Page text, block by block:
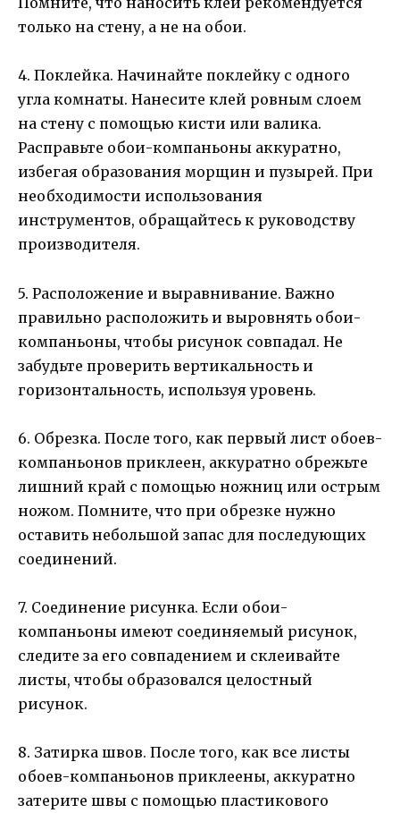
только на стену, а не на обои.
4. Поклейка. Начинайте поклейку с одного
угла комнаты. Нанесите клей ровным слоем
на стену с помощью кисти или валика.
Расправьте обои-компаньоны аккуратно,
избегая образования морщин и пузырей. При
необходимости использования
инструментов, обращайтесь к руководству
производителя.
5. Расположение и выравнивание. Важно
правильно расположить и выровнять обои-
компаньоны, чтобы рисунок совпадал. Не
забудьте проверить вертикальность и
горизонтальность, используя уровень.
6. Обрезка. После того, как первый лист обоев-
компаньонов приклеен, аккуратно обрежьте
лишний край с помощью ножниц или острым
ножом. Помните, что при обрезке нужно
оставить небольшой запас для последующих
соединений.
7. Соединение рисунка. Если обои-
компаньоны имеют соединяемый рисунок,
следите за его совпадением и склеивайте
листы, чтобы образовался целостный
рисунок.
8. Затирка швов. После того, как все листы
обоев-компаньонов приклеены, аккуратно
затерите швы с помощью пластикового